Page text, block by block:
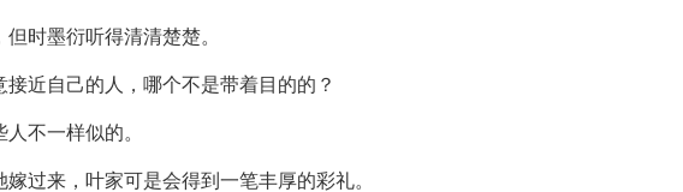
时墨衍听得清清楚楚。
接近自己的人，哪个不是带着目的的？
不一样似的。
过来，叶家可是会得到一笔丰厚的彩礼。